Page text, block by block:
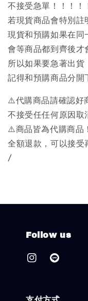
不接受急單！！！！
若現貨商品會特別註
現貨和預購如果在同
會等商品都到齊後才
所以如果要急著出貨
記得和預購商品分開
⚠️代購商品請確認好
不接受任任何原因取
⚠️商品皆為代購商品
全額退款，可以接受
/
Follow us